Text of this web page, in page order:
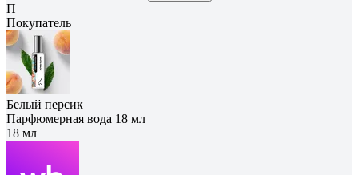
П
Покупатель
Белый персик
Парфюмерная вода 18 мл
18 мл